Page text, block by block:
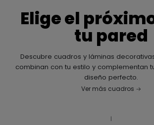
Elige el
tu pared
Descubre cuadros y láminas
combinan con tu estilo y complementan
diseño perfecto.
Ver más cuadros
|